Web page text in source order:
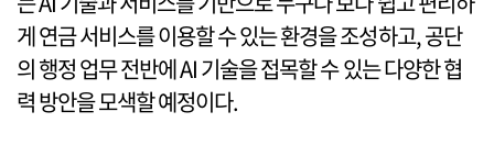
게 연금 서비스를 이용할 수 있는 환경을 조성하고, 공단
의 행정 업무 전반에 AI 기술을 접목할 수 있는 다양한 협
력 방안을 모색할 예정이다.